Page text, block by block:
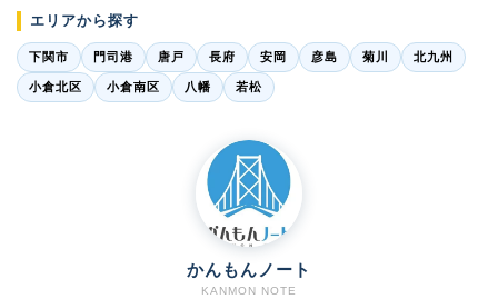
エリアから探す
下関市 門司港 唐戸 長府 安岡 彦島 菊川 北九州
小倉北区 小倉南区 八幡 若松
かんもんノート
KANMON NOTE